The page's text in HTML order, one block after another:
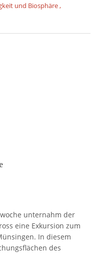
und Biosphäre,
unternahm der
eine Exkursion zum
In diesem
des